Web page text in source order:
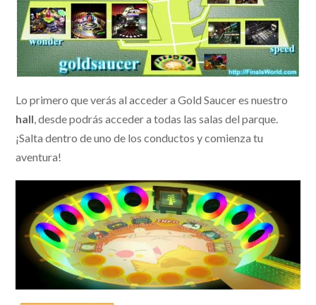
Lo primero que verás al acceder a Gold Saucer es nuestro
hall, desde podrás acceder a todas las salas del parque.
¡Salta dentro de uno de los conductos y comienza tu
aventura!